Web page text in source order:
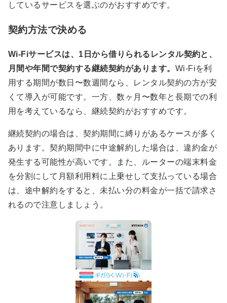
しているサービスを選ぶのがおすすめです。
契約方法で決める
Wi-Fiサービスは、1日から借りられるレンタル契約と、
月間や年間で契約する継続契約があります。 Wi-Fiを利
用する期間が数日〜数週間なら、レンタル契約の方が安
くて導入が可能です。一方、数ヶ月〜数年と長期での利
用を考えているなら、継続契約がおすすめです。
継続契約の場合は、契約期間に縛りがあるケースが多く
あります。契約期間中に中途解約した場合は、違約金が
発生する可能性が高いです。また、ルーターの端末料金
を分割にして月額利用料に上乗せして支払っている場合
は、途中解約をすると、未払い分の料金が一括で請求さ
れるので注意しましょう。